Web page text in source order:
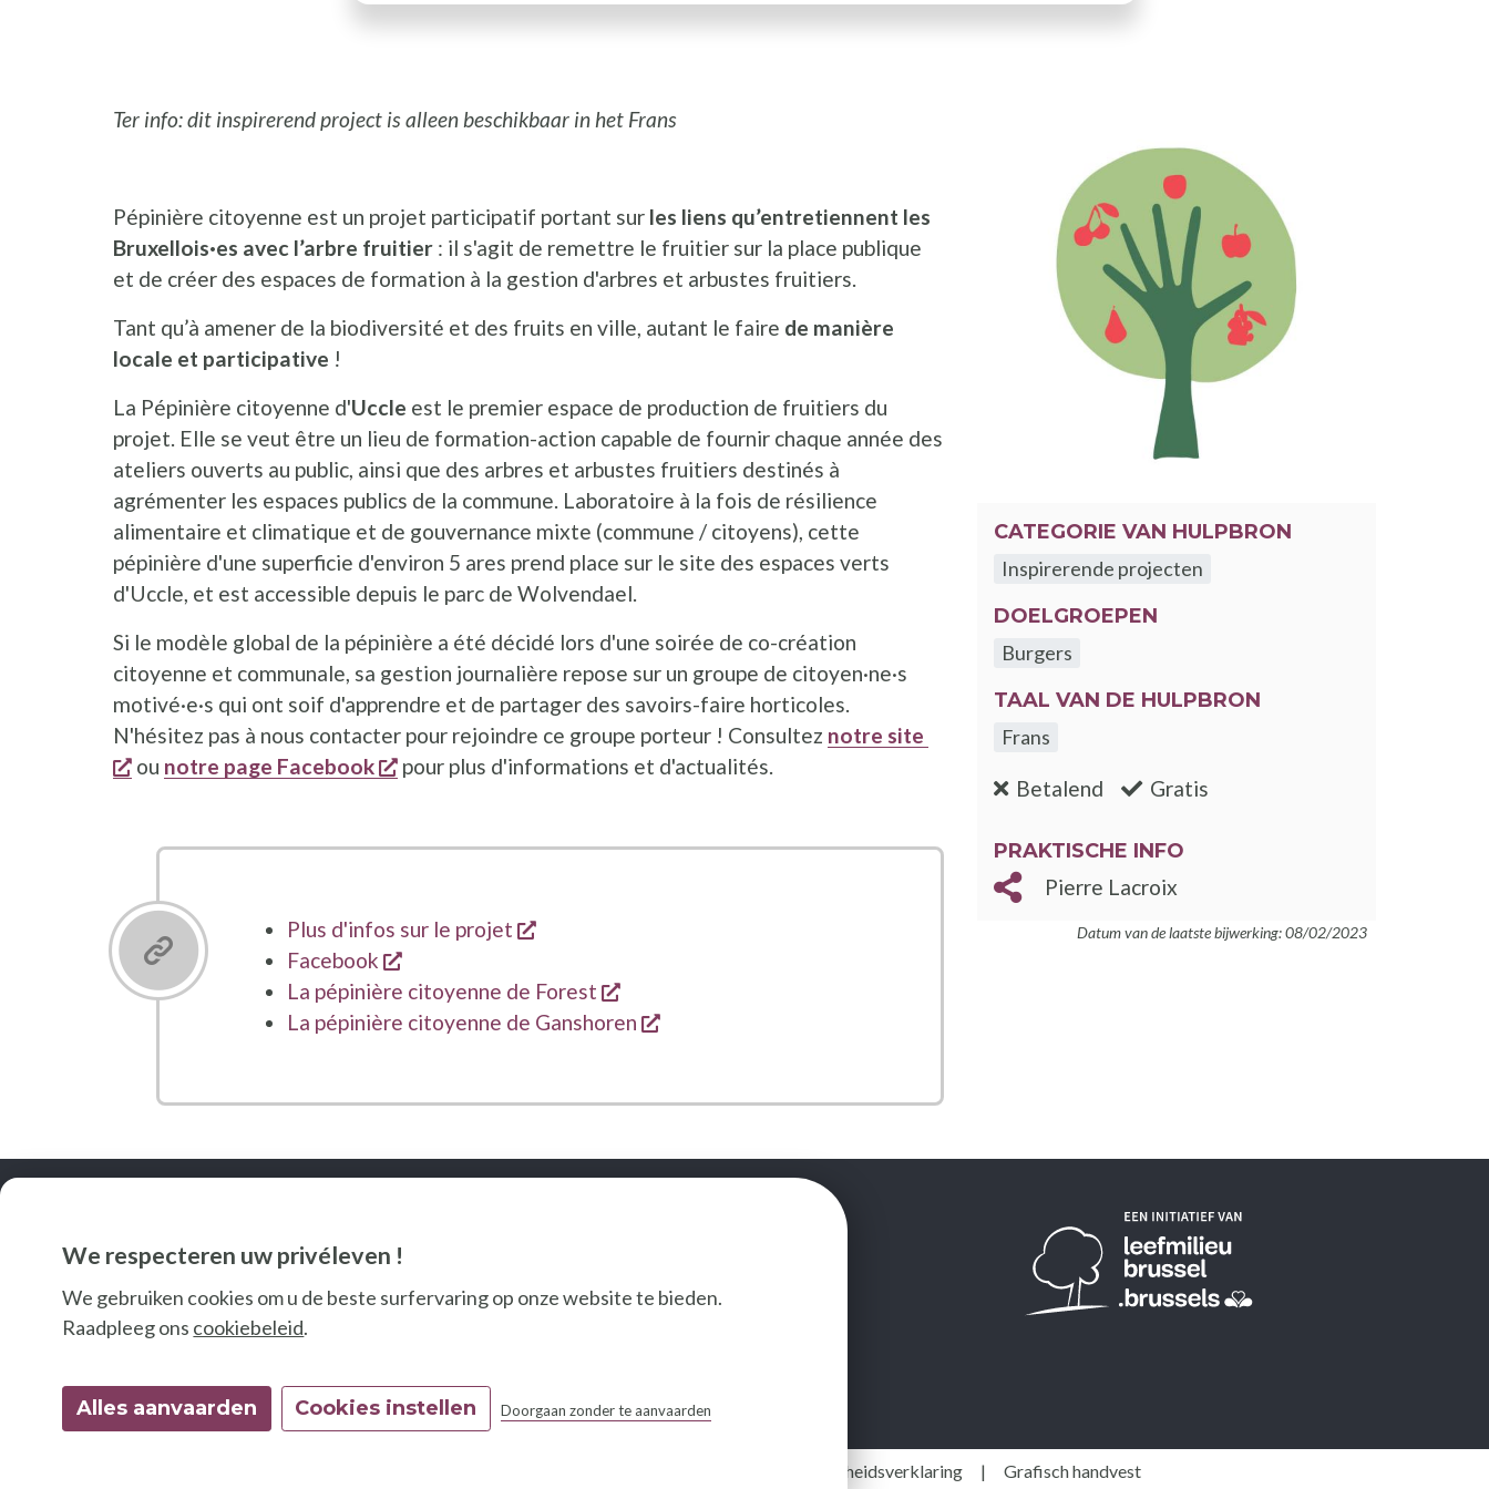
We respecteren uw privéleven !
We gebruiken cookies om u de beste surfervaring op onze website te bieden.
Raadpleeg ons cookiebeleid.
Alles aanvaarden Doorgaan zonder te aanvaarden
Cookies instellen
Ter info: dit inspirerend project is alleen beschikbaar in het Frans
Pépinière citoyenne est un projet participatif portant sur les liens qu’entretiennent les
Bruxellois·es avec l’arbre fruitier : il s'agit de remettre le fruitier sur la place publique
et de créer des espaces de formation à la gestion d'arbres et arbustes fruitiers.
Tant qu’à amener de la biodiversité et des fruits en ville, autant le faire de manière
locale et participative !
La Pépinière citoyenne d'Uccle est le premier espace de production de fruitiers du
projet. Elle se veut être un lieu de formation-action capable de fournir chaque année des
ateliers ouverts au public, ainsi que des arbres et arbustes fruitiers destinés à
agrémenter les espaces publics de la commune. Laboratoire à la fois de résilience
alimentaire et climatique et de gouvernance mixte (commune / citoyens), cette
pépinière d'une superficie d'environ 5 ares prend place sur le site des espaces verts
d'Uccle, et est accessible depuis le parc de Wolvendael.
Si le modèle global de la pépinière a été décidé lors d'une soirée de co-création
citoyenne et communale, sa gestion journalière repose sur un groupe de citoyen·ne·s
motivé·e·s qui ont soif d'apprendre et de partager des savoirs-faire horticoles.
N'hésitez pas à nous contacter pour rejoindre ce groupe porteur ! Consultez notre site
opent een nieuw venster
ou notre page Facebook opent een nieuw venster
pour plus d'informations et d'actualités.
Plus d'infos sur le projet
opent een nieuw venster
Facebook
opent een nieuw venster
La pépinière citoyenne de Forest
opent een nieuw venster
La pépinière citoyenne de Ganshoren
opent een nieuw venster
CATEGORIE VAN HULPBRON
Inspirerende projecten
DOELGROEPEN
Burgers
TAAL VAN DE HULPBRON
Frans
Betalend :nee Gratis
PRAKTISCHE INFO
Pierre Lacroix
Datum van de laatste bijwerking: 08/02/2023
VOLG ONS
Toegankelijkheidsverklaring Grafisch handvest